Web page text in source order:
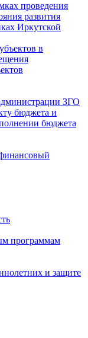
проведения
развития
Иркутской
в
ЗГО
бюджета и
бюджета
программам
и защите